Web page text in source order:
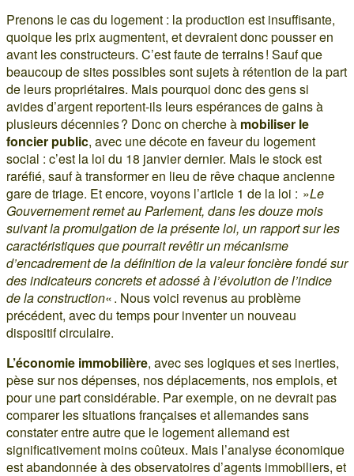
Prenons le cas du logement : la production est insuffisante,
quoique les prix augmentent, et devraient donc pousser en
avant les constructeurs. C’est faute de terrains ! Sauf que
beaucoup de sites possibles sont sujets à rétention de la part
de leurs propriétaires. Mais pourquoi donc des gens si
avides d’argent reportent-ils leurs espérances de gains à
plusieurs décennies ? Donc on cherche à mobiliser le
foncier public, avec une décote en faveur du logement
social : c’est la loi du 18 janvier dernier. Mais le stock est
raréfié, sauf à transformer en lieu de rêve chaque ancienne
gare de triage. Et encore, voyons l’article 1 de la loi : »Le
Gouvernement remet au Parlement, dans les douze mois
suivant la promulgation de la présente loi, un rapport sur les
caractéristiques que pourrait revêtir un mécanisme
d’encadrement de la définition de la valeur foncière fondé sur
des indicateurs concrets et adossé à l’évolution de l’indice
de la construction« . Nous voici revenus au problème
précédent, avec du temps pour inventer un nouveau
dispositif circulaire.
L’économie immobilière, avec ses logiques et ses inerties,
pèse sur nos dépenses, nos déplacements, nos emplois, et
pour une part considérable. Par exemple, on ne devrait pas
comparer les situations françaises et allemandes sans
constater entre autre que le logement allemand est
significativement moins coûteux. Mais l’analyse économique
est abandonnée à des observatoires d’agents immobiliers, et